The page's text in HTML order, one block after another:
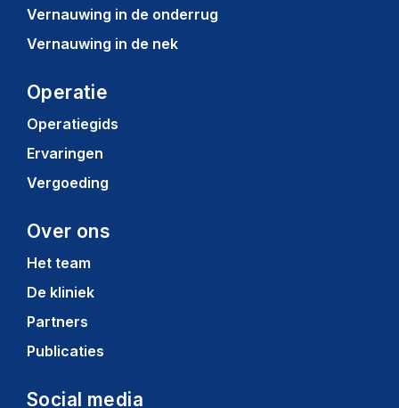
Vernauwing in de onderrug
Vernauwing in de nek
Operatie
Operatiegids
Ervaringen
Vergoeding
Over ons
Het team
De kliniek
Partners
Publicaties
Social media